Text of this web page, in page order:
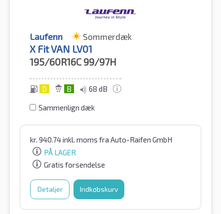
Laufenn Sommerdæk
X Fit VAN LV01
195/60R16C 99/97H
D B 68 dB
Sammenlign dæk
kr. 940.74inkl. moms fra Auto-Raifen GmbH
PÅ LAGER
Gratis forsendelse
Detaljer Indkøbskurv